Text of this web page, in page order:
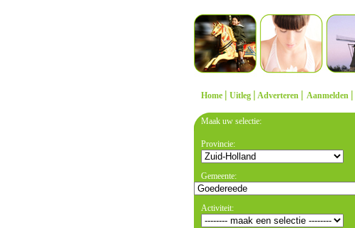
Home | Uitleg | Adverteren | Aanmelden |
Maak uw selectie:
Provincie:
Gemeente:
Activiteit: